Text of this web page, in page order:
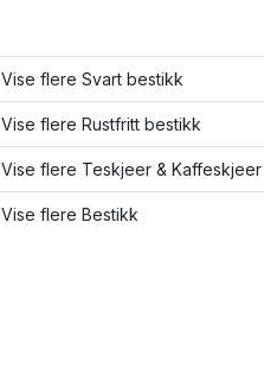
Vise flere Svart bestikk
Vise flere Rustfritt bestikk
Vise flere Teskjeer & Kaffeskjeer
Vise flere Bestikk